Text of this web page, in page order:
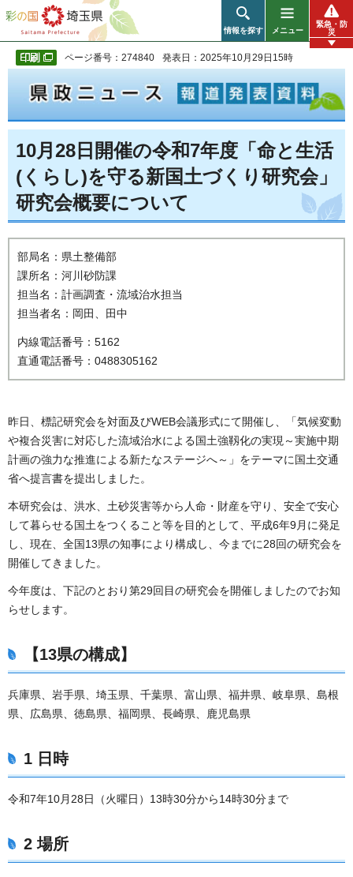
彩の国 埼玉県
情報を探す メニュー
緊急・防
災
ページ番号：274840 発表日：2025年10月29日15時
10月28日開催の令和7年度「命と生活
(くらし)を守る新国土づくり研究会」
研究会概要について
部局名：県土整備部
課所名：河川砂防課
担当名：計画調査・流域治水担当
担当者名：岡田、田中
内線電話番号：5162
直通電話番号：0488305162
昨日、標記研究会を対面及びWEB会議形式にて開催し、「気候変動
や複合災害に対応した流域治水による国土強靱化の実現～実施中期
計画の強力な推進による新たなステージへ～」をテーマに国土交通
省へ提言書を提出しました。
本研究会は、洪水、土砂災害等から人命・財産を守り、安全で安心
して暮らせる国土をつくること等を目的として、平成6年9月に発足
し、現在、全国13県の知事により構成し、今までに28回の研究会を
開催してきました。
今年度は、下記のとおり第29回目の研究会を開催しましたのでお知
らせします。
【13県の構成】
兵庫県、岩手県、埼玉県、千葉県、富山県、福井県、岐阜県、島根
県、広島県、徳島県、福岡県、長崎県、鹿児島県
1 日時
令和7年10月28日（火曜日）13時30分から14時30分まで
2 場所